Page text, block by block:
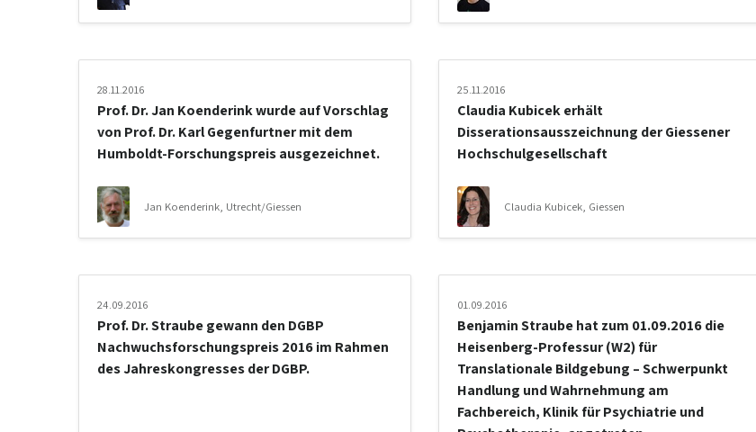
28.11.2016
Prof. Dr. Jan Koenderink wurde auf Vorschlag
von Prof. Dr. Karl Gegenfurtner mit dem
Humboldt-Forschungspreis ausgezeichnet.
Jan Koenderink, Utrecht/Giessen
25.11.2016
Claudia Kubicek erhält
Disserationsausszeichnung der Giessener
Hochschulgesellschaft
Claudia Kubicek, Giessen
24.09.2016
Prof. Dr. Straube gewann den DGBP
Nachwuchsforschungspreis 2016 im Rahmen
des Jahreskongresses der DGBP.
01.09.2016
Benjamin Straube hat zum 01.09.2016 die
Heisenberg-Professur (W2) für
Translationale Bildgebung – Schwerpunkt
Handlung und Wahrnehmung am
Fachbereich, Klinik für Psychiatrie und